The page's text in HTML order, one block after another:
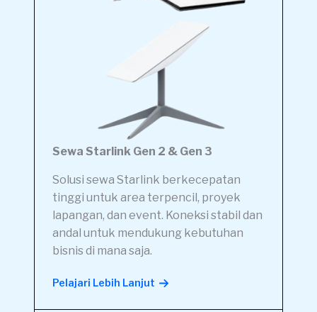
Sewa Starlink Gen 2 & Gen 3
Solusi sewa Starlink berkecepatan
tinggi untuk area terpencil, proyek
lapangan, dan event. Koneksi stabil dan
andal untuk mendukung kebutuhan
bisnis di mana saja.
Pelajari Lebih Lanjut